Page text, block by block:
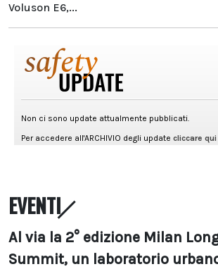
Voluson E6,...
EVENTI
Al via la 2° edizione Milan
Summit, un laboratorio